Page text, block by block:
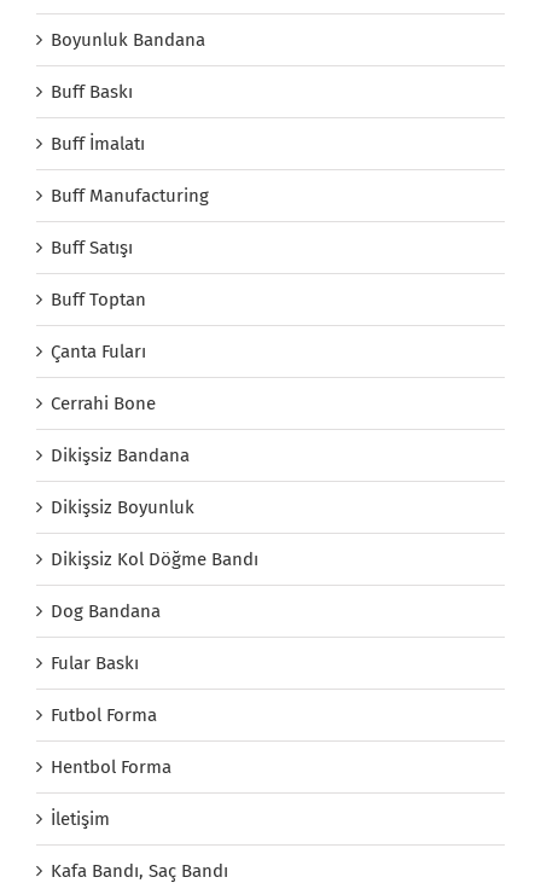
Boyunluk Bandana
Buff Baskı
Buff İmalatı
Buff Manufacturing
Buff Satışı
Buff Toptan
Çanta Fuları
Cerrahi Bone
Dikişsiz Bandana
Dikişsiz Boyunluk
Dikişsiz Kol Döğme Bandı
Dog Bandana
Fular Baskı
Futbol Forma
Hentbol Forma
İletişim
Kafa Bandı, Saç Bandı